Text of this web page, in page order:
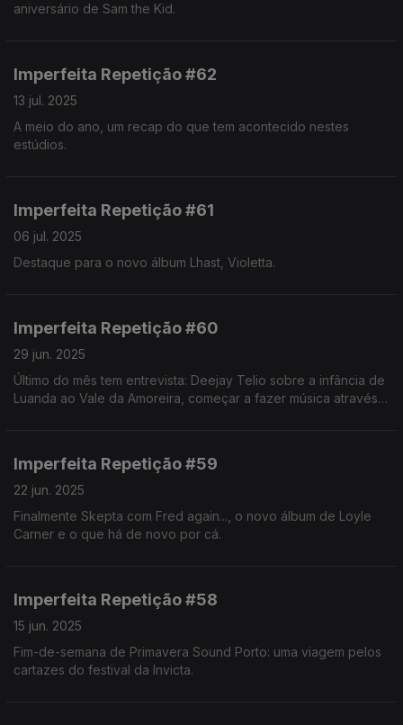
aniversário de Sam the Kid.
Imperfeita Repetição #62
13 jul. 2025
A meio do ano, um recap do que tem acontecido nestes
estúdios.
Imperfeita Repetição #61
06 jul. 2025
Destaque para o novo álbum Lhast, Violetta.
Imperfeita Repetição #60
29 jun. 2025
Último do mês tem entrevista: Deejay Telio sobre a infância de
Luanda ao Vale da Amoreira, começar a fazer música através
Imperfeita Repetição #59
22 jun. 2025
Finalmente Skepta com Fred again..., o novo álbum de Loyle
Carner e o que há de novo por cá.
Imperfeita Repetição #58
15 jun. 2025
Fim-de-semana de Primavera Sound Porto: uma viagem pelos
cartazes do festival da Invicta.